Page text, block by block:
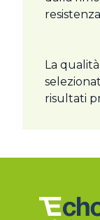
La
risultati